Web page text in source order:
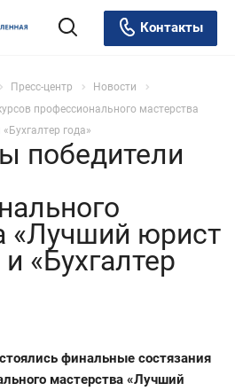
Контакты
Пресс-центр
Новости
профессионального мастерства
года»
победители
«Лучший юрист
«Бухгалтер
финальные состязания
мастерства «Лучший